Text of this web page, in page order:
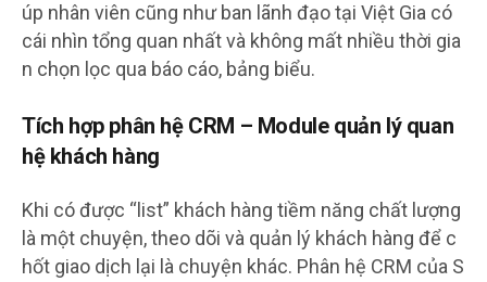
úp nhân viên cũng như ban lãnh đạo tại Việt Gia có
cái nhìn tổng quan nhất và không mất nhiều thời gia
n chọn lọc qua báo cáo, bảng biểu.
Tích hợp phân hệ CRM – Module quản lý quan
hệ khách hàng
Khi có được “list” khách hàng tiềm năng chất lượng
là một chuyện, theo dõi và quản lý khách hàng để c
hốt giao dịch lại là chuyện khác. Phân hệ CRM của S